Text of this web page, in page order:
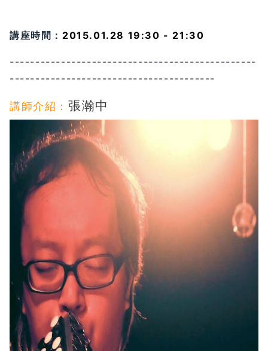
講座時間： 2015.01.28 19:30 - 21:30
------------------------------------------------
----------------------------------------
講師介紹： 張瀚中